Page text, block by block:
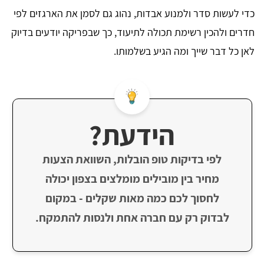
כדי לעשות סדר ולמנוע אבדות, נהוג גם לסמן את הארגזים לפי
חדרים ולהכין רשימת תכולה לתיעוד, כך שבפריקה יודעים בדיוק
לאן כל דבר שייך ומה הגיע בשלמותו.
הידעת?
לפי בדיקות טופ הובלות, השוואת הצעות
מחיר בין מובילים מומלצים בצפון יכולה
לחסוך לכם כמה מאות שקלים - במקום
לבדוק רק עם חברה אחת ולנסות להתמקח.